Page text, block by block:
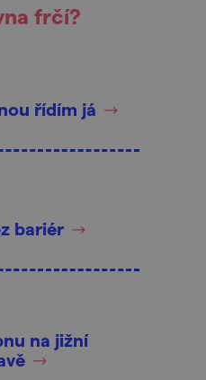
frčí?
řídím já
bariér
na jižní